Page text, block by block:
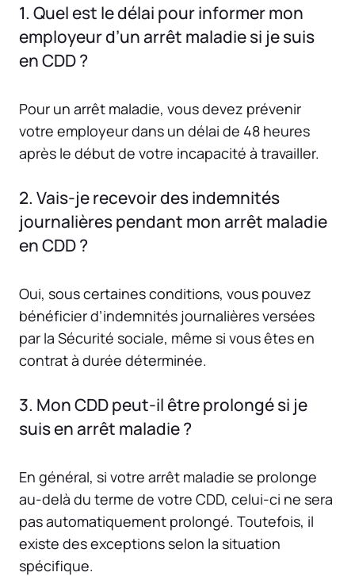
1. Quel est le délai pour informer mon
employeur d’un arrêt maladie si je suis
en CDD ?
Pour un arrêt maladie, vous devez prévenir
votre employeur dans un délai de 48 heures
après le début de votre incapacité à travailler.
2. Vais-je recevoir des indemnités
journalières pendant mon arrêt maladie
en CDD ?
Oui, sous certaines conditions, vous pouvez
bénéficier d’indemnités journalières versées
par la Sécurité sociale, même si vous êtes en
contrat à durée déterminée.
3. Mon CDD peut-il être prolongé si je
suis en arrêt maladie ?
En général, si votre arrêt maladie se prolonge
au-delà du terme de votre CDD, celui-ci ne sera
pas automatiquement prolongé. Toutefois, il
existe des exceptions selon la situation
spécifique.